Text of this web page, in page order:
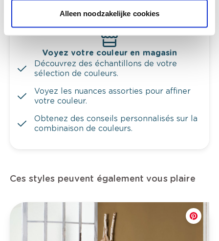
Alleen noodzakelijke cookies
Voyez votre couleur en magasin
Découvrez des échantillons de votre
sélection de couleurs.
Voyez les nuances assorties pour affiner
votre couleur.
Obtenez des conseils personnalisés sur la
combinaison de couleurs.
Ces styles peuvent également vous plaire